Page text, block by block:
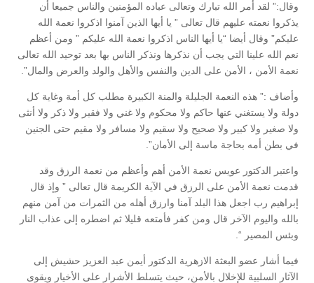
وقال:” لقد أمر الله تبارك وتعالى عباده المؤمنين والناس جميعا أن
يذكروا نعمته عليهم قال تعالى ” يا أيها الذين آمنوا اذكروا نعمة الله
عليكم” وقال أيضا “يا أيها الناس اذكروا نعمة الله عليكم ” ومن أعظم
نعم الله علينا التي يجب أن نذكرها ونذكر الناس بها بعد توحيد الله تعالى
نعمة الأمن ، الأمن على الدين والنفس والأهل والولد والعرض والمال”.
وأضاف :” هذه النعمة الجليلة والمنة الكبيرة مطلب كل أمة وغاية كل
دولة ولا يستغني عنها حاكم ولا محكوم ولا غني ولا فقير ولا ذكر ولا أنثى
ولا صغير ولا كبير ولا صحيح ولا سقيم ولا مسافر ولا مقيم حتى الجنين
في بطن أمه بحاجة ماسة إلى الأمان”.
واعتبر الدكتور عويس نعمة الأمن أهم وأعظم من نعمة الرزق وقد
قدمت نعمة الأمن على الرزق في الآية الكريمة قال تعالى ” وإذ قال
إبراهيم رب اجعل هذا البلد آمنا وارزق أهله من الثمرات من آمن منهم
بالله واليوم الآخر قال ومن كفر فأمتعه قليلا ثم اضطره إلى عذاب النار
وبئس المصير “.
فيما أشار عضو البعثة الازهرية الدكتور أيمن عبد العزيز حشيش إلى
الآثار السلبية للإخلال بالأمن، حيث يتسلط الأشرار على الأخيار ويقوى